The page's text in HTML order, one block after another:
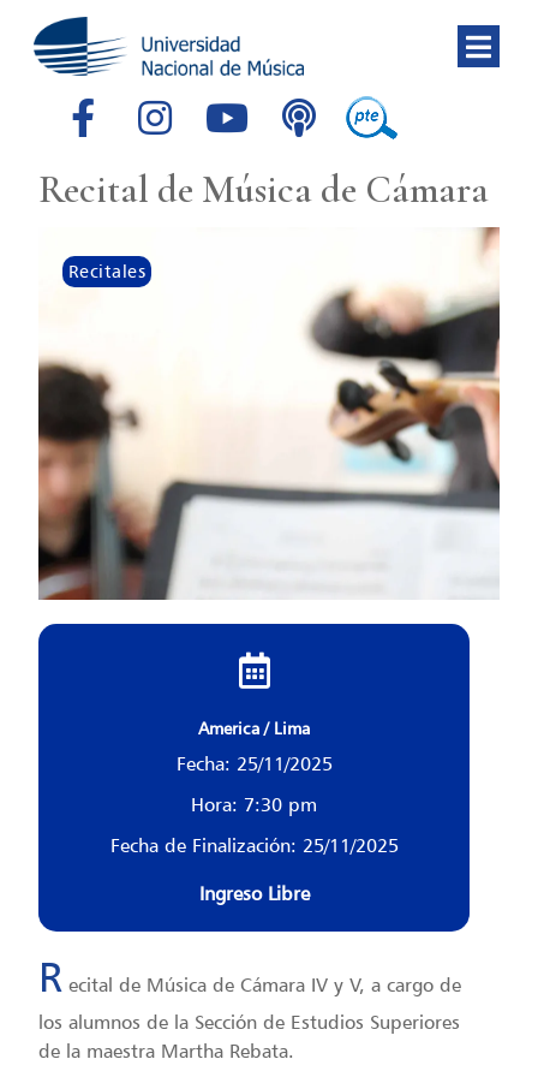
Recital de Música de Cámara
Recitales
America / Lima
Fecha: 25/11/2025
Hora: 7:30 pm
Fecha de Finalización: 25/11/2025
Ingreso Libre
R ecital de Música de Cámara IV y V, a cargo de
los alumnos de la Sección de Estudios Superiores
de la maestra Martha Rebata.